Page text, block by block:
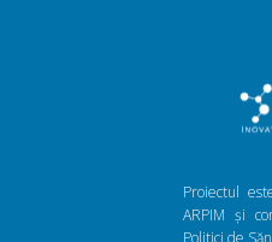
Proiectul
ARPIM și
Politici de